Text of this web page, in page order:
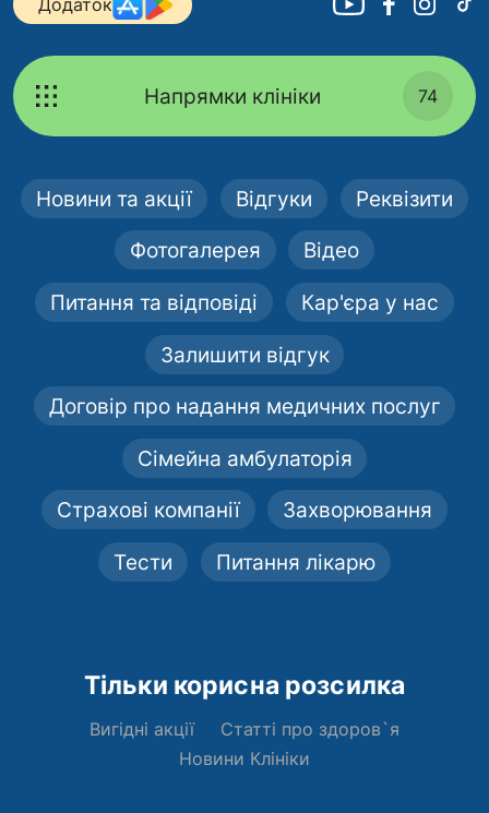
Додаток
Напрямки клініки 74
Новини та акції Відгуки Реквізити
Фотогалерея Відео
Питання та відповіді Кар'єра у нас
Залишити відгук
Договір про надання медичних послуг
Сімейна амбулаторія
Страхові компанії Захворювання
Тести Питання лікарю
Тільки корисна розсилка
Вигідні акції
Статті про здоров`я
Новини Клініки